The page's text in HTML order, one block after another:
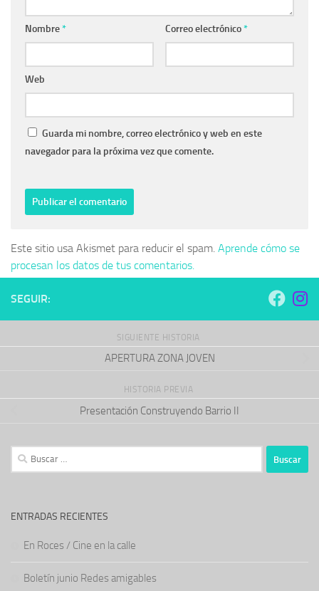
Nombre* Correo electrónico*
Web
Guarda mi nombre, correo electrónico y web en este
navegador para la próxima vez que comente.
Este sitio usa Akismet para reducir el spam. Aprende cómo se
procesan los datos de tus comentarios.
SEGUIR:
SIGUIENTE HISTORIA
APERTURA ZONA JOVEN
HISTORIA PREVIA
Presentación Construyendo Barrio II
Buscar:
ENTRADAS RECIENTES
En Roces / Cine en la calle
Boletín junio Redes amigables